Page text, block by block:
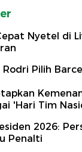
Nyetel di
Pilih
'Hari Tim
2026:
Penalti